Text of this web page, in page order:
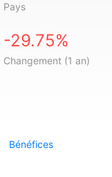
Pays
-29.75%
Changement (1 an)
Bénéfices